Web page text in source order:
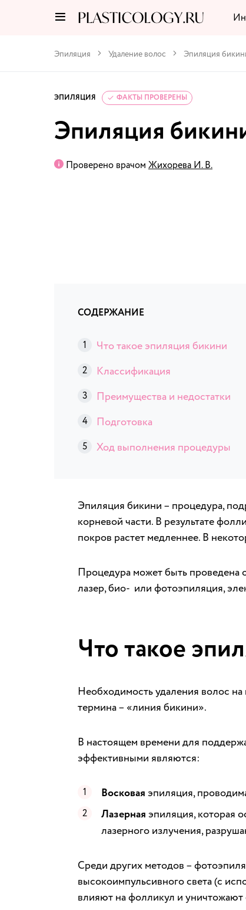
Эпиляция Удаление волос Эпиляция
ЭПИЛЯЦИЯ ФАКТЫ ПРОВЕРЕНЫ
Эпиляция
Проверено врачом Жихорева И. В.
СОДЕРЖАНИЕ
Что такое эпиляция бикини
Классификация
Преимущества и недостатки
Подготовка
Ход выполнения процедуры
Эпиляция бикини – процедура,
корневой части. В результате
покров растет медленнее. В
Процедура может быть проведена
лазер, био- или фотоэпиляция,
Что такое
Необходимость удаления волос
термина – «линия бикини».
В настоящем времени для
эффективными являются:
Восковая эпиляция,
Лазерная эпиляция, которая
лазерного излучения,
Среди других методов –
высокоимпульсивного света (с
влияют на фолликул и уничтожают